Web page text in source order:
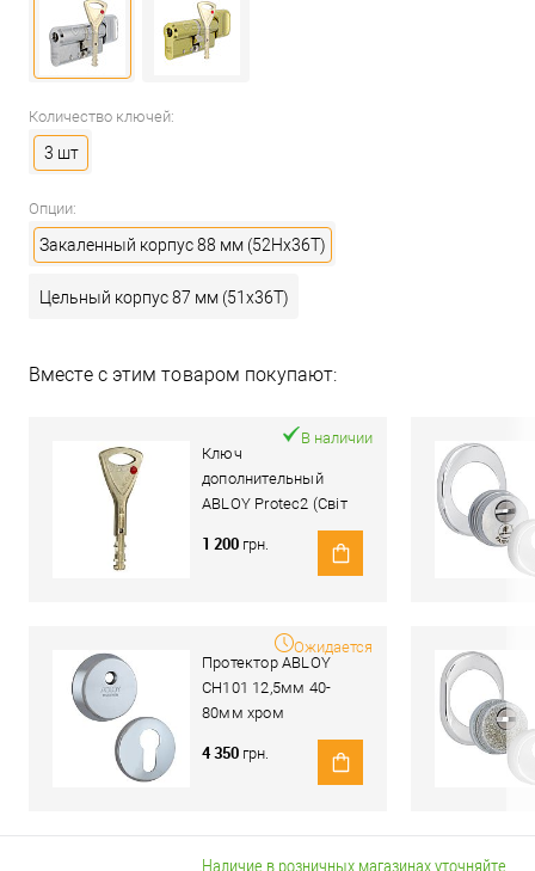
Количество ключей:
3 шт
Опции:
Закаленный корпус 88 мм (52Hx36T)
Цельный корпус 87 мм (51x36T)
Вместе с этим товаром покупают:
Ключ
дополнительный
ABLOY Protec2 (Світ
В наличии
1 200 грн.
Протектор ABLOY
CH101 12,5мм 40-
80мм хром
Ожидается
4 350 грн.
Наличие в розничных магазинах уточняйте